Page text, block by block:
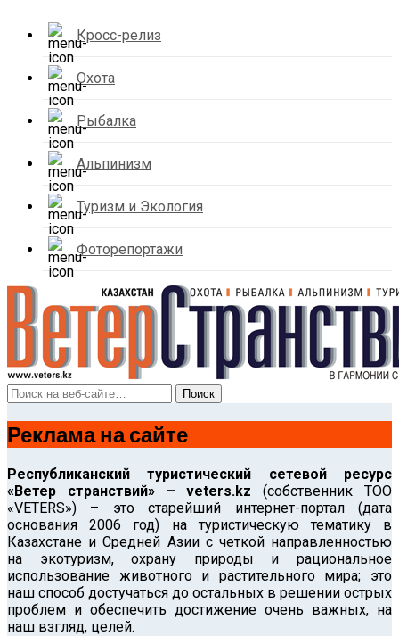
Кросс-релиз
Охота
Рыбалка
Альпинизм
Туризм и Экология
Фоторепортажи
Реклама на сайте
Республиканский туристический сетевой ресурс
«Ветер странствий» – veters.kz (собственник ТОО
«VETERS») – это старейший интернет-портал (дата
основания 2006 год) на туристическую тематику в
Казахстане и Средней Азии с четкой направленностью
на экотуризм, охрану природы и рациональное
использование животного и растительного мира; это
наш способ достучаться до остальных в решении острых
проблем и обеспечить достижение очень важных, на
наш взгляд, целей.